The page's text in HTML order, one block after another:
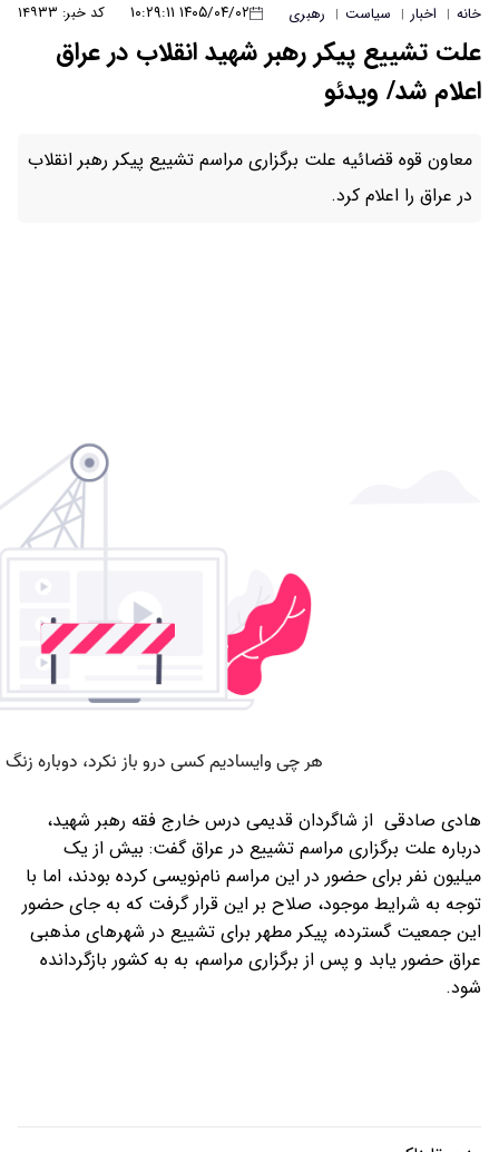
۱۴۰۵/۰۴/۰۲ ۱۰:۲۹:۱۱ کد خبر: ۱۴۹۳۳
شهید انقلاب در عراق
مراسم تشییع پیکر رهبر انقلاب
قدیمی درس خارج فقه رهبر شهید،
تشییع در عراق گفت: بیش از یک
مراسم نام‌نویسی کرده بودند، اما با
بر این قرار گرفت که به جای حضور
مطهر برای تشییع در شهرهای مذهبی
مراسم، به به کشور بازگردانده